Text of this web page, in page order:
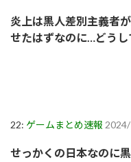
炎上は黒人差別主義者
せたはずなのに…どう
22: ゲームまとめ速報
せっかくの日本なのに